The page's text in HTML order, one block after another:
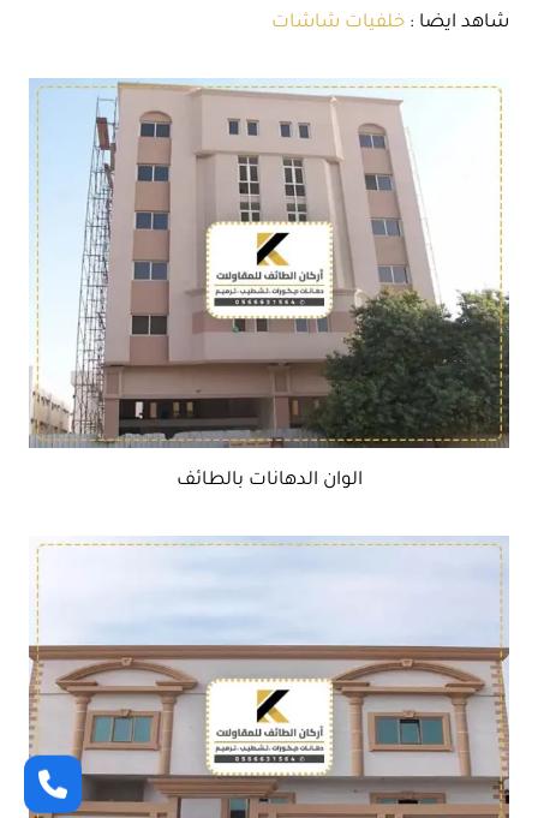
شاهد ايضا : خلفيات شاشات
الوان الدهانات بالطائف